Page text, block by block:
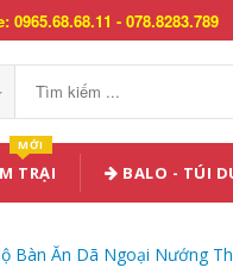
0965.68.68.11 - 078.8283.789
TRẠI
MỚI
BALO - TÚI
Ăn Dã Ngoại Nướng